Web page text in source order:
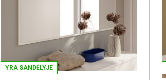
YRA SANDĖLYJE